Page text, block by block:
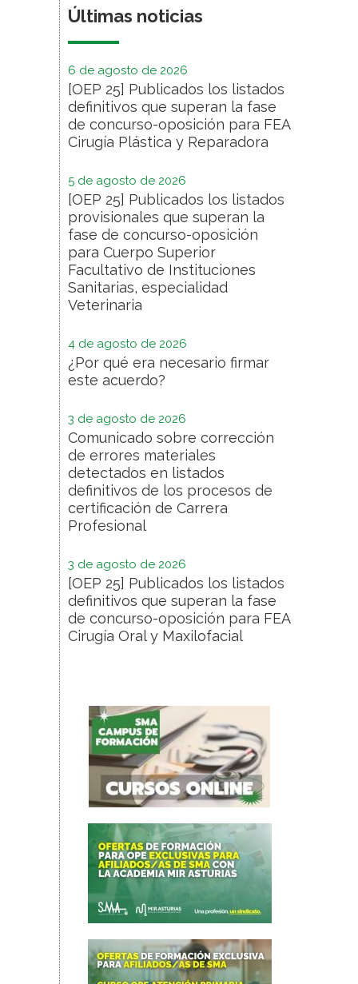
Últimas noticias
6 de agosto de 2026
[OEP 25] Publicados los listados
definitivos que superan la fase
de concurso-oposición para FEA
Cirugía Plástica y Reparadora
5 de agosto de 2026
[OEP 25] Publicados los listados
provisionales que superan la
fase de concurso-oposición
para Cuerpo Superior
Facultativo de Instituciones
Sanitarias, especialidad
Veterinaria
4 de agosto de 2026
¿Por qué era necesario firmar
este acuerdo?
3 de agosto de 2026
Comunicado sobre corrección
de errores materiales
detectados en listados
definitivos de los procesos de
certificación de Carrera
Profesional
3 de agosto de 2026
[OEP 25] Publicados los listados
definitivos que superan la fase
de concurso-oposición para FEA
Cirugía Oral y Maxilofacial